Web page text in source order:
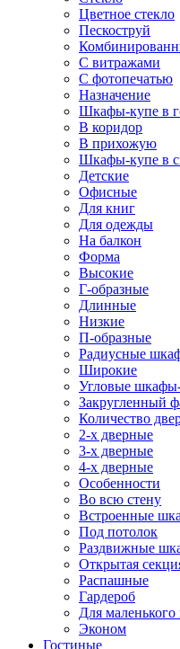
Цветное стекло
Пескоструй
С витражами
С фотопечатью
Назначение
Шкафы-купе в
В коридор
В прихожую
Шкафы-купе в
Детские
Офисные
Для книг
Для одежды
На балкон
Форма
Высокие
Г-образные
Длинные
Низкие
П-образные
Радиусные
Широкие
Угловые
Закругленный
Количество
2-х дверные
3-х дверные
4-х дверные
Особенности
Во всю стену
Встроенные
Под потолок
Раздвижные
Открытая
Распашные
Гардероб
Для
Эконом
Гостиные